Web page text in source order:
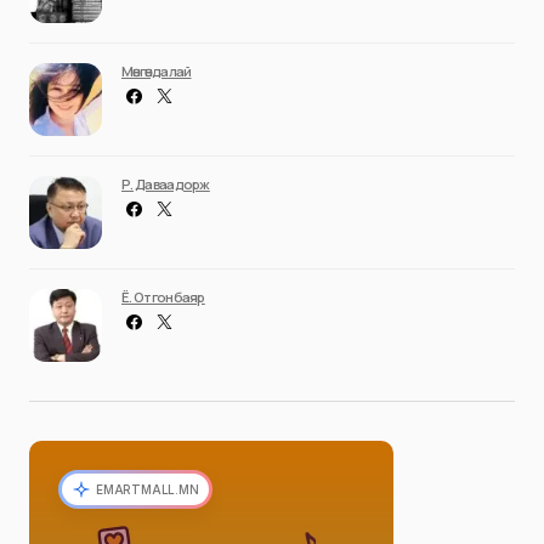
Мөнгөндалай
Р. Даваадорж
Ё. Отгонбаяр
EMARTMALL.MN